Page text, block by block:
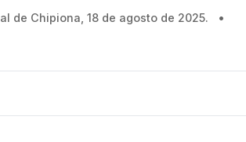
de Chipiona, 18 de agosto de 2025.
•